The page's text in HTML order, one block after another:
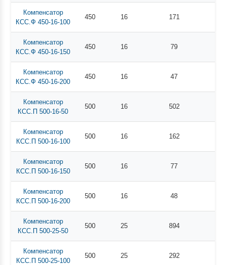
Компенсатор
КСС.Ф 450-16-100
450 16 171
Компенсатор
КСС.Ф 450-16-150
450 16 79
Компенсатор
КСС.Ф 450-16-200
450 16 47
Компенсатор
КСС.П 500-16-50
500 16 502
Компенсатор
КСС.П 500-16-100
500 16 162
Компенсатор
КСС.П 500-16-150
500 16 77
Компенсатор
КСС.П 500-16-200
500 16 48
Компенсатор
КСС.П 500-25-50
500 25 894
Компенсатор
КСС.П 500-25-100
500 25 292